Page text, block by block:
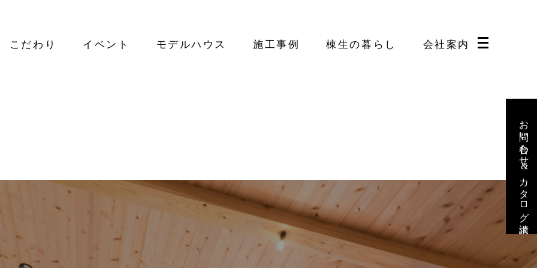
こだわり イベント モデルハウス 施工事例 棟生の暮らし 会社案内
お問い合わせ&カタログ請求